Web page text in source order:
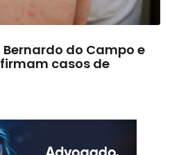
Bernardo do Campo e
casos de